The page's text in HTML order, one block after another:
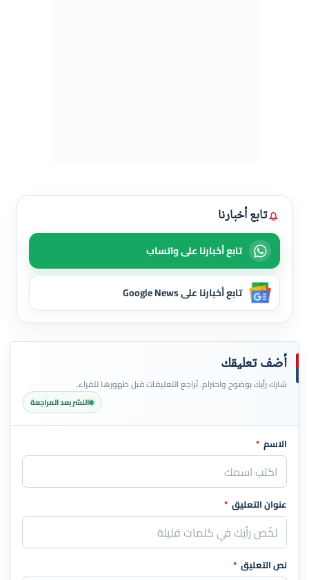
تابع أخبارنا
تابع أخبارنا على واتساب
تابع أخبارنا على Google News
أضف تعليقك
شارك رأيك بوضوح واحترام. تُراجع التعليقات قبل ظهورها للقراء.
النشر بعد المراجعة
اترك هذا الحقل فارغاً
الاسم *
عنوان التعليق *
نص التعليق *